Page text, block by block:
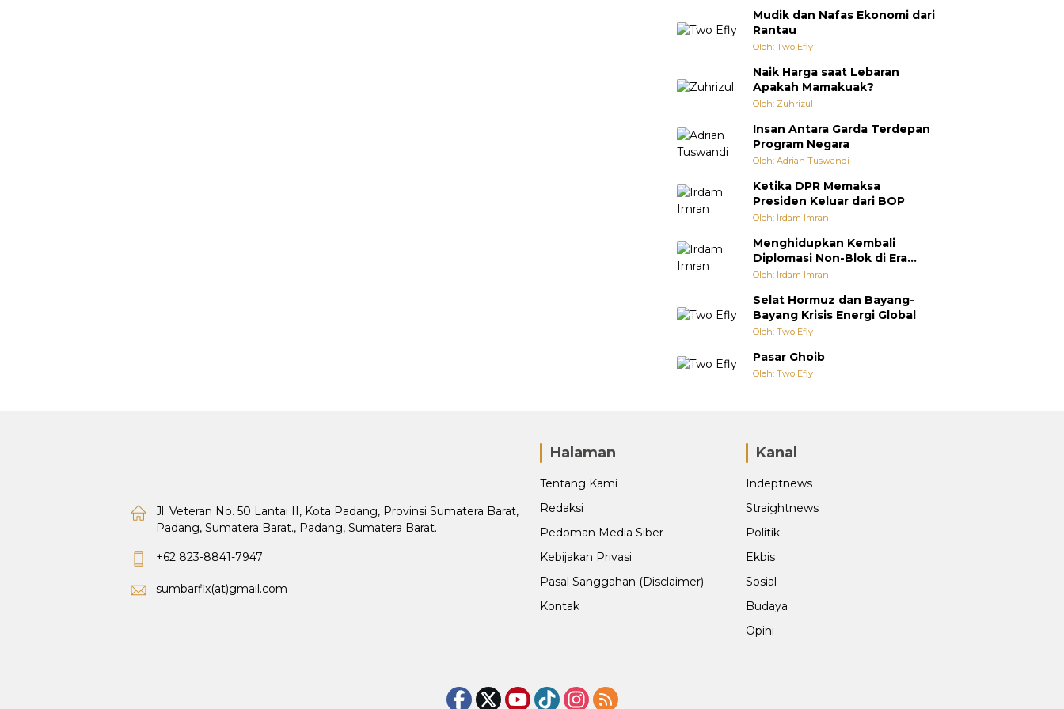
Mudik dan Nafas Ekonomi dari
Rantau
Oleh: Two Efly
Naik Harga saat Lebaran
Apakah Mamakuak?
Oleh: Zuhrizul
Insan Antara Garda Terdepan
Program Negara
Oleh: Adrian Tuswandi
Ketika DPR Memaksa
Presiden Keluar dari BOP
Oleh: Irdam Imran
Menghidupkan Kembali
Diplomasi Non-Blok di Era
Multipolar
Oleh: Irdam Imran
Selat Hormuz dan Bayang-
Bayang Krisis Energi Global
Oleh: Two Efly
Pasar Ghoib
Oleh: Two Efly
Jl. Veteran No. 50 Lantai II, Kota Padang, Provinsi Sumatera Barat,
Padang, Sumatera Barat., Padang, Sumatera Barat.
+62 823-8841-7947
sumbarfix(at)gmail.com
Halaman
Tentang Kami
Redaksi
Pedoman Media Siber
Kebijakan Privasi
Pasal Sanggahan (Disclaimer)
Kontak
Kanal
Indeptnews
Straightnews
Politik
Ekbis
Sosial
Budaya
Opini